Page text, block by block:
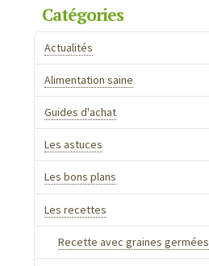
Catégories
Actualités
Alimentation saine
Guides d'achat
Les astuces
Les bons plans
Les recettes
Recette avec graines germées